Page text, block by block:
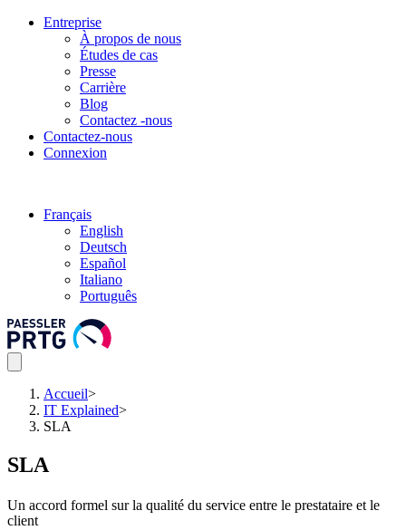
Entreprise
À propos de nous
Études de cas
Presse
Carrière
Blog
Contactez -nous
Contactez-nous
Connexion
Français
English
Deutsch
Español
Italiano
Português
Accueil>
IT Explained>
SLA
SLA
Un accord formel sur la qualité du service entre le prestataire et le
client